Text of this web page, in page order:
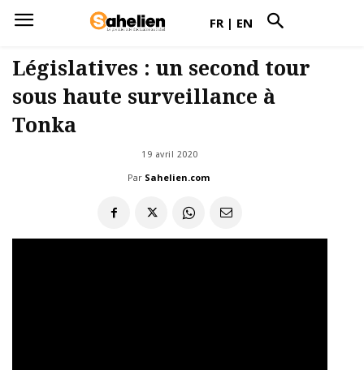
FR | EN
Législatives : un second tour
sous haute surveillance à
Tonka
19 avril 2020
Par Sahelien.com